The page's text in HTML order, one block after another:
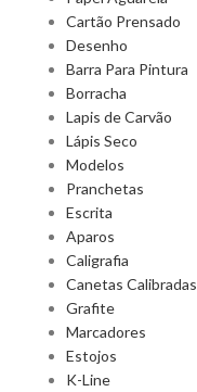
Cartão Prensado
Desenho
Barra Para Pintura
Borracha
Lapis de Carvão
Lápis Seco
Modelos
Pranchetas
Escrita
Aparos
Caligrafia
Canetas Calibradas
Grafite
Marcadores
Estojos
K-Line